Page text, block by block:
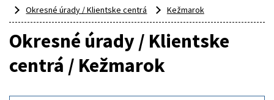
Okresné úrady / Klientske centrá
Kežmarok
Okresné úrady / Klientske
centrá / Kežmarok